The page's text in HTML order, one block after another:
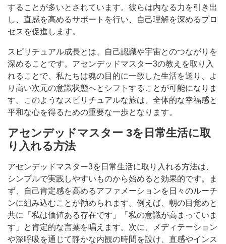
することが多いとされています。彼らは内なる力を引き出
し、直感を高めるサポートを行い、自己理解を深めるプロ
セスを促進します。
スピリチュアル成長とは、自己認識や宇宙とのつながりを
深めることです。アセンデッドマスター3の教えを取り入
れることで、私たちは魂の目的に一致した生活を送り、よ
り高い次元の意識状態へとシフトすることが可能になりま
す。このようなスピリチュアルな旅は、全体的な幸福感と
平和な心を得るための重要な一歩となります。
アセンデッドマスター 3を日常生活に取
り入れる方法
アセンデッドマスター3を日常生活に取り入れる方法は、
シンプルで実践しやすいものから始めると効果的です。ま
ず、自己肯定感を高めるアファメーションを日々のルーチ
ンに組み込むことが勧められます。例えば、朝の目覚めと
共に「私は価値ある存在です」「私の意識が高まっていま
す」と肯定的な言葉を唱えます。次に、メディテーション
や深呼吸を通じて静かな内観の時間を設け、直感やインス